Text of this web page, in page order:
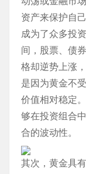
资产来保护自
成为了众多投
间，股票、债
格却逆势上涨
是因为黄金不
价值相对稳定
够在投资组合
合的波动性。
其次，黄金具